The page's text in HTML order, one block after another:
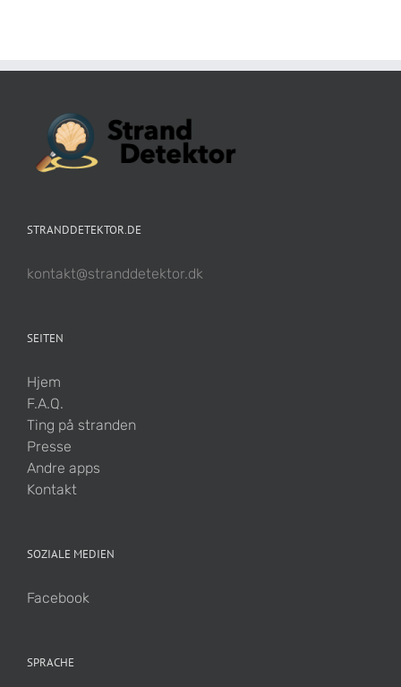
STRANDDETEKTOR.DE
kontakt@stranddetektor.dk
SEITEN
Hjem
F.A.Q.
Ting på stranden
Presse
Andre apps
Kontakt
SOZIALE MEDIEN
Facebook
SPRACHE